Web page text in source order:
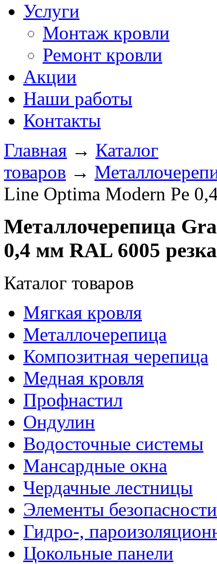
Услуги
Монтаж кровли
Ремонт кровли
Акции
Наши работы
Контакты
Главная → Каталог
товаров →
Line Optima Modern Pe
Металлочерепица
0,4 мм RAL 6005 резка
Каталог товаров
Мягкая кровля
Металлочерепица
Композитная черепица
Медная кровля
Профнастил
Ондулин
Водосточные системы
Мансардные окна
Чердачные лестницы
Элементы
Гидро-,
Цокольные панели